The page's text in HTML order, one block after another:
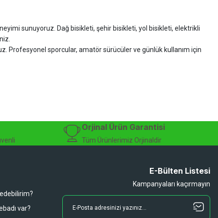
sunuyoruz. Dağ bisikleti, şehir bisikleti, yol bisikleti, elektrikli
Profesyonel sporcular, amatör sürücüler ve günlük kullanım için
Orjinal Ürün Garantisi
Tüm Ürünlerimiz Orjinaldir
var?
E-Bülten Listesi
Kampanyaları kaçırmayın